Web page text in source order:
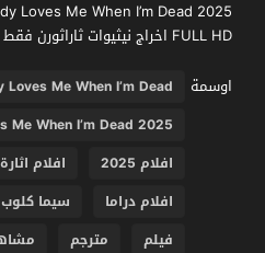
FULL HD اخراج نيثيوات ثاراثورن فقط وحصرياً على موقع فشار الجديد
اوسمة
Loves Me When I’m Dead
Me When I’m Dead 2025
افلام 2025
افلام اثارة
افلام دراما
سيما كلوب
فيلم
مترجم